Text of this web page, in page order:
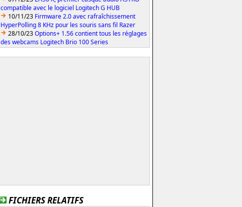
compatible avec le logiciel Logitech G HUB
10/11/23 Firmware 2.0 avec rafraîchissement
HyperPolling 8 KHz pour les souris sans fil Razer
28/10/23Options+ 1.56 contient tous les réglages
des webcams Logitech Brio 100 Series
FICHIERS RELATIFS